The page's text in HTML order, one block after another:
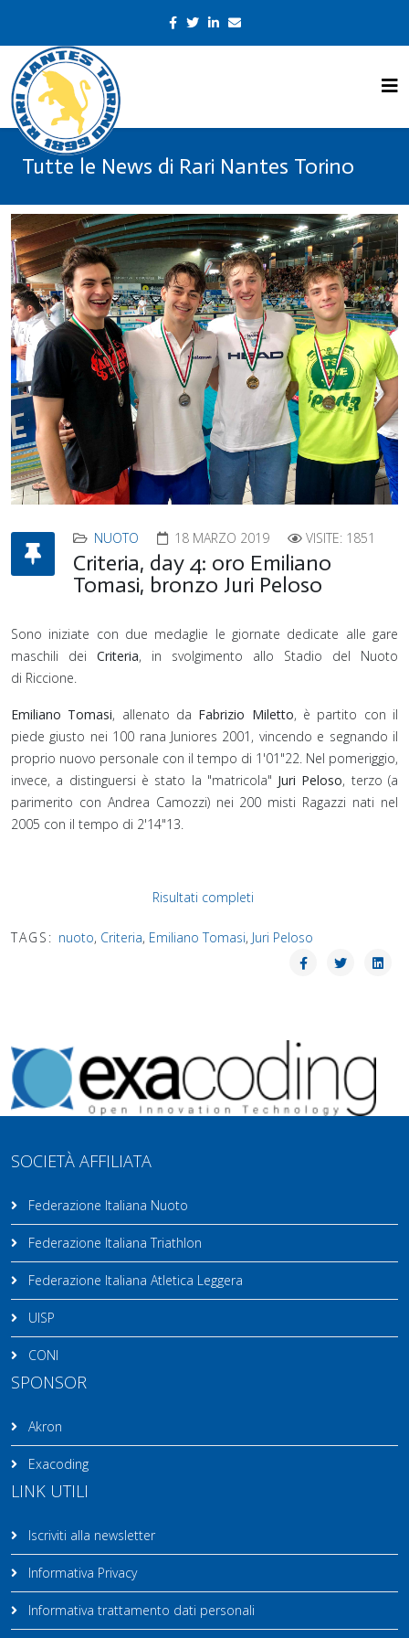
Tutte le News di Rari Nantes Torino
NUOTO 18 MARZO 2019 VISITE: 1851
Criteria, day 4: oro Emiliano
Tomasi, bronzo Juri Peloso
Sono iniziate con due medaglie le giornate dedicate alle gare
maschili dei Criteria, in svolgimento allo Stadio del Nuoto
di Riccione.
Emiliano Tomasi, allenato da Fabrizio Miletto, è partito con il
piede giusto nei 100 rana Juniores 2001, vincendo e segnando il
proprio nuovo personale con il tempo di 1'01"22. Nel pomeriggio,
invece, a distinguersi è stato la "matricola" Juri Peloso, terzo (a
parimerito con Andrea Camozzi) nei 200 misti Ragazzi nati nel
2005 con il tempo di 2'14"13.
Risultati completi
TAGS: nuoto, Criteria, Emiliano Tomasi, Juri Peloso
SOCIETÀ AFFILIATA
Federazione Italiana Nuoto
Federazione Italiana Triathlon
Federazione Italiana Atletica Leggera
UISP
CONI
SPONSOR
Akron
Exacoding
LINK UTILI
Iscriviti alla newsletter
Informativa Privacy
Informativa trattamento dati personali